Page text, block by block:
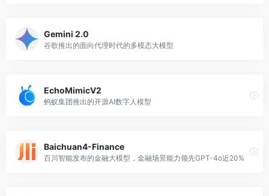
Gemini 2.0
谷歌推出的面向代理时代的多模态大模型
EchoMimicV2
蚂蚁集团推出的开源AI数字人模型
Baichuan4-Finance
百川智能发布的金融大模型，金融场景能力领先GPT-4o近20%